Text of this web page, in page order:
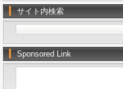
サイト内検索
Sponsored Link